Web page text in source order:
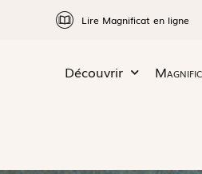
Lire Magnificat en ligne
Découvrir